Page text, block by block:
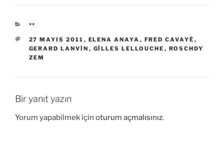
KATEGORILER
**
ETIKETLER
27 MAYIS 2011 , ELENA ANAYA , FRED CAVAYÉ ,
GERARD LANVIN , GILLES LELLOUCHE , ROSCHDY
ZEM
Bir yanıt yazın
Yorum yapabilmek için oturum açmalısınız.